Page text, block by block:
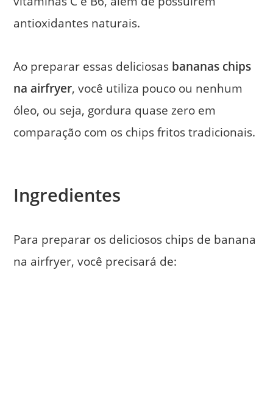
antioxidantes naturais.
Ao preparar essas deliciosas bananas chips
na airfryer, você utiliza pouco ou nenhum
óleo, ou seja, gordura quase zero em
comparação com os chips fritos tradicionais.
Ingredientes
Para preparar os deliciosos chips de banana
na airfryer, você precisará de: